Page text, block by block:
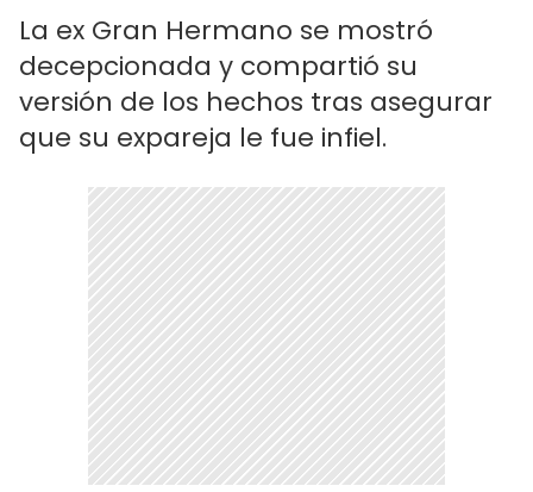
La ex Gran Hermano se mostró
decepcionada y compartió su
versión de los hechos tras asegurar
que su expareja le fue infiel.